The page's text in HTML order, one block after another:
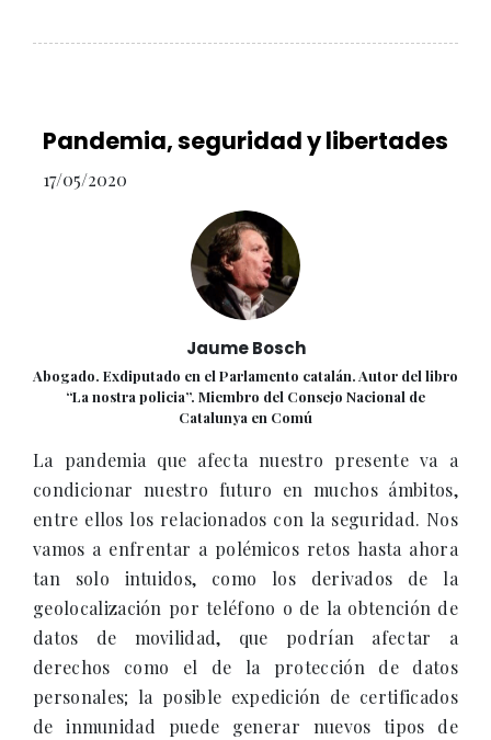
Pandemia, seguridad y libertades
17/05/2020
Jaume Bosch
Abogado. Exdiputado en el Parlamento catalán. Autor del libro
“La nostra policia”. Miembro del Consejo Nacional de
Catalunya en Comú
La pandemia que afecta nuestro presente va a
condicionar nuestro futuro en muchos ámbitos,
entre ellos los relacionados con la seguridad. Nos
vamos a enfrentar a polémicos retos hasta ahora
tan solo intuidos, como los derivados de la
geolocalización por teléfono o de la obtención de
datos de movilidad, que podrían afectar a
derechos como el de la protección de datos
personales; la posible expedición de certificados
de inmunidad puede generar nuevos tipos de